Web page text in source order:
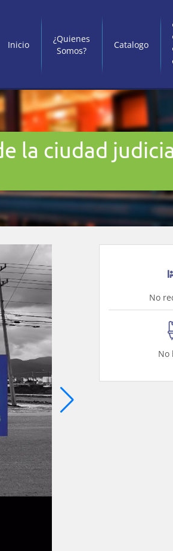
Inicio
¿Quienes
Somos?
Catalogo
la ciudad
No
No